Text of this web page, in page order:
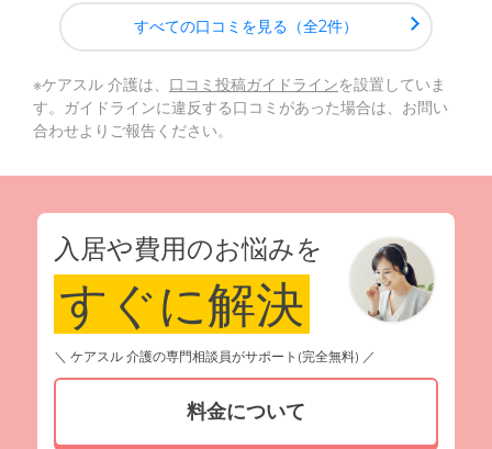
良い環境は非常に魅力的でした。
ポイントでした。私の家からは自転車で行ける距離で、気
軽に顔を見に行くことができます。もちろん車で訪れるこ
というストレスがないのも、地味に嬉しい点です。
面会に行くことが家族の負担になってしまっては、どうし
ても足が遠のいてしまいます。いつでも、思い立った時に
気軽に会いに行けるこの環境が、父と私たちの良好な関係
を保つ上で、とても重要な役割を果たしてくれていると感
すべての口コミを見る（全2件）
※ケアスル 介護は、 口コミ投稿ガイドラインを設置していま
す。ガイドラインに違反する口コミがあった場合は、お問い
合わせよりご報告ください。
入居や費用のお悩みを
すぐに解決
＼ ケアスル 介護の専門相談員がサポート(完全無料) ／
料金について